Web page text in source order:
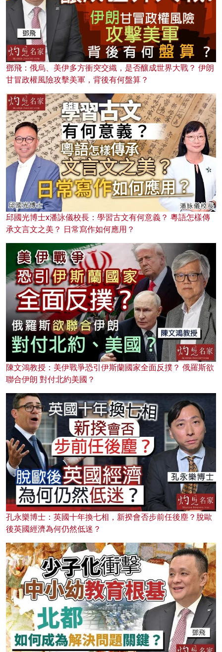
鄧飛：俄烏、美伊多方衝突交織，是否釀成世界大戰？ 伊朗
甘冒政權風險攻擊美軍，背後有何盤算？
邱國光博士x潘詠儀校長：學習古文有何意義？ 粵語怎樣傳
承文言文之美？ 日常寫作如何應用？
陳文鴻教授：美伊戰爭恐引伊斯蘭國家全面反撲？ 俄羅斯欲
聯合伊朗 對付北約美國？
孔永樂博士：英國十年換七相，新揆會否步前任後塵？脫歐
後英國經濟為何仍然低迷？